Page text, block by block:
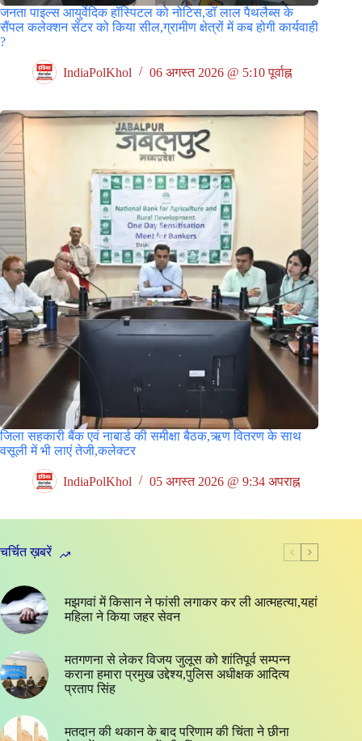
जनता पाइल्स आयुर्वेदिक हॉस्पिटल को नोटिस,डॉ लाल पैथलैब्स के
सैंपल कलेक्शन सेंटर को किया सील,ग्रामीण क्षेत्रों में कब होगी कार्यवाही
?
IndiaPolKhol 06 अगस्त 2026 @ 5:10 पूर्वाह्न
जिला सहकारी बैंक एवं नाबार्ड की समीक्षा बैठक,ऋण वितरण के साथ
वसूली में भी लाएं तेजी,कलेक्टर
IndiaPolKhol 05 अगस्त 2026 @ 9:34 अपराह्न
चर्चित ख़बरें
मझगवां में किसान ने फांसी लगाकर कर ली आत्महत्या,यहां
महिला ने किया जहर सेवन
मतगणना से लेकर विजय जुलूस को शांतिपूर्व सम्पन्न
कराना हमारा प्रमुख उद्देश्य,पुलिस अधीक्षक आदित्य
प्रताप सिंह
मतदान की थकान के बाद परिणाम की चिंता ने छीना